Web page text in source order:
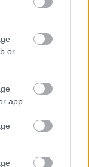
or
app.
στην